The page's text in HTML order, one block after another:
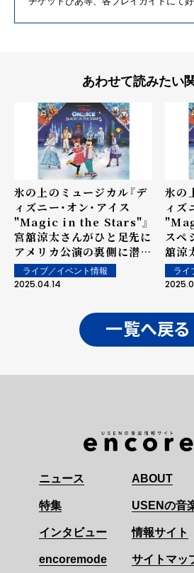
あわせて読みたい
氷の上のミュージカル『デ
ィズニー・オン・アイス
"Magic in the Stars"』
宮舘涼太さんがひと足先に
アメリカ公演の裏側に潜
入！ライブ／イベント情報
2025.04.14
氷の
ィズ
スペ
舘涼
が就
ライ
一覧へ戻る
ニュース
特集
インタビュー
encoremode
ABOUT
USENの音
情報サイト
サイトマッ